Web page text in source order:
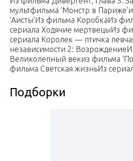
мультфильма ‘Монстр в
‘Аисты’Из фильма КоробкаИз
сериала Ходячие мертвецыИз
сериала Королек — птичка
независимости 2:
Великолепный векиз фильма
фильма Светская жизньИз
Подборки